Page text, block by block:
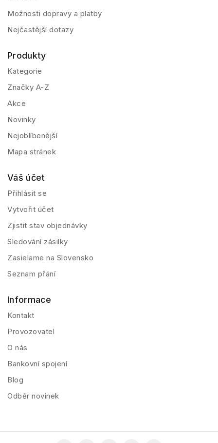
Možnosti dopravy a platby
Nejčastější dotazy
Produkty
Kategorie
Značky A-Z
Akce
Novinky
Nejoblíbenější
Mapa stránek
Váš účet
Přihlásit se
Vytvořit účet
Zjistit stav objednávky
Sledování zásilky
Zasielame na Slovensko
Seznam přání
Informace
Kontakt
Provozovatel
O nás
Bankovní spojení
Blog
Odběr novinek